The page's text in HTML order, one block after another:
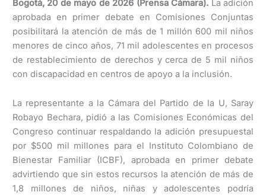
Bogotá, 20 de mayo de 2026 (Prensa Cámara). La adición
aprobada en primer debate en Comisiones Conjuntas
posibilitará la atención de más de 1 millón 600 mil niños
menores de cinco años, 71 mil adolescentes en procesos
de restablecimiento de derechos y cerca de 5 mil niños
con discapacidad en centros de apoyo a la inclusión.
La representante a la Cámara del Partido de la U, Saray
Robayo Bechara, pidió a las Comisiones Económicas del
Congreso continuar respaldando la adición presupuestal
por $500 mil millones para el Instituto Colombiano de
Bienestar Familiar (ICBF), aprobada en primer debate
advirtiendo que sin estos recursos la atención de más de
1,8 millones de niños, niñas y adolescentes podría